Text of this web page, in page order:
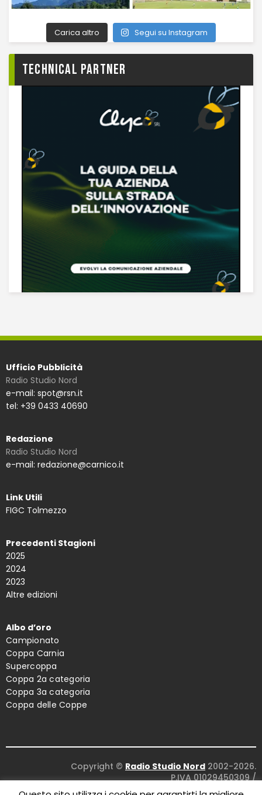
Carica altro Segui su Instagram
TECHNICAL PARTNER
Ufficio Pubblicità
Radio Studio Nord
e-mail: spot@rsn.it
tel: +39 0433 40690
Redazione
Radio Studio Nord
e-mail: redazione@carnico.it
Link Utili
FIGC Tolmezzo
Precedenti Stagioni
2025
2024
2023
Altre edizioni
Albo d’oro
Campionato
Coppa Carnia
Supercoppa
Coppa 2a categoria
Coppa 3a categoria
Coppa delle Coppe
Copyright © Radio Studio Nord 2002-2026.
P.IVA 01029450309/
Concept and design:Five Studio